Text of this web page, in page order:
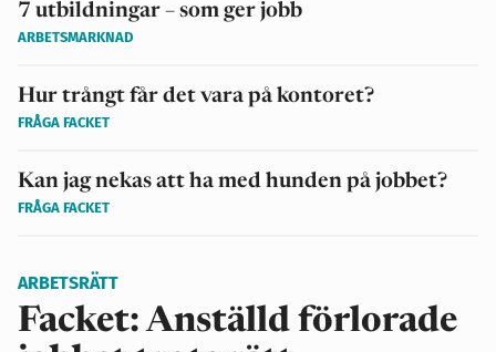
7 utbildningar – som ger jobb
ARBETSMARKNAD
Hur trångt får det vara på kontoret?
FRÅGA FACKET
Kan jag nekas att ha med hunden på jobbet?
FRÅGA FACKET
ARBETSRÄTT
Facket: Anställd förlorade